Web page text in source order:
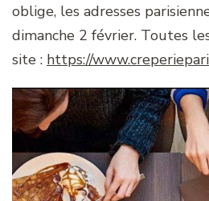
oblige, les adresses
dimanche 2 février. Toutes
site : https://